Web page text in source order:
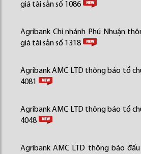
giá tài sản số 1086
Agribank Chi nhánh Phú Nhuận
giá tài sản số 1318
Agribank AMC LTD thông báo tổ
4081
Agribank AMC LTD thông báo tổ
4048
Agribank AMC LTD thông báo